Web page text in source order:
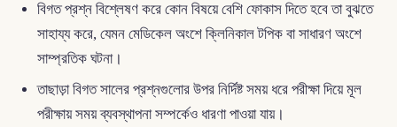
বিগত প্রশ্ন বিশ্লেষণ করে কোন বিষয়ে বেশি ফোকাস দিতে হবে তা বুঝতে
সাহায্য করে, যেমন মেডিকেল অংশে ক্লিনিকাল টপিক বা সাধারণ অংশে
সাম্প্রতিক ঘটনা।
তাছাড়া বিগত সালের প্রশ্নগুলোর উপর নির্দিষ্ট সময় ধরে পরীক্ষা দিয়ে মূল
পরীক্ষায় সময় ব্যবস্থাপনা সম্পর্কেও ধারণা পাওয়া যায়।